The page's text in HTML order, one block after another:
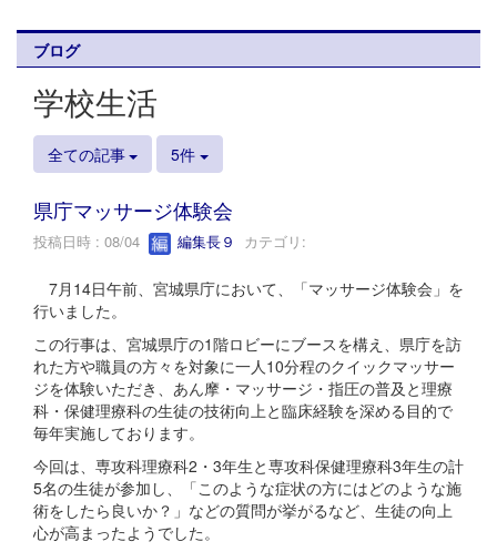
ブログ
学校生活
全ての記事 5件
県庁マッサージ体験会
投稿日時 : 08/04 編集長９ カテゴリ:
7月14日午前、宮城県庁において、「マッサージ体験会」を
行いました。
この行事は、宮城県庁の1階ロビーにブースを構え、県庁を訪
れた方や職員の方々を対象に一人10分程のクイックマッサー
ジを体験いただき、あん摩・マッサージ・指圧の普及と理療
科・保健理療科の生徒の技術向上と臨床経験を深める目的で
毎年実施しております。
今回は、専攻科理療科2・3年生と専攻科保健理療科3年生の計
5名の生徒が参加し、「このような症状の方にはどのような施
術をしたら良いか？」などの質問が挙がるなど、生徒の向上
心が高まったようでした。